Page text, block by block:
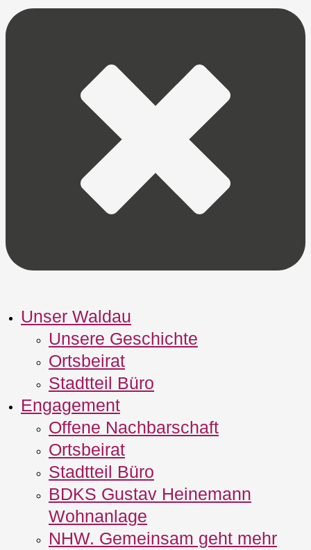
Unser Waldau
Unsere Geschichte
Ortsbeirat
Stadtteil Büro
Engagement
Offene Nachbarschaft
Ortsbeirat
Stadtteil Büro
BDKS Gustav Heinemann
Wohnanlage
NHW. Gemeinsam geht mehr